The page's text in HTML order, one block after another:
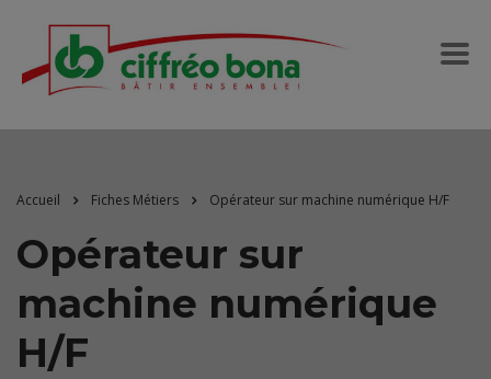
Accueil Fiches Métiers Opérateur sur machine numérique H/F
Opérateur sur
machine numérique
H/F